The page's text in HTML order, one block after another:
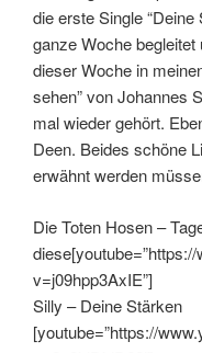
die erste Single
ganze Woche begleitet
dieser Woche in
sehen” von Johannes
mal wieder gehört.
Deen. Beides schöne
erwähnt werden
Die Toten Hosen –
v=j09hpp3AxIE”]
Silly – Deine Stärken
[youtube=”https://